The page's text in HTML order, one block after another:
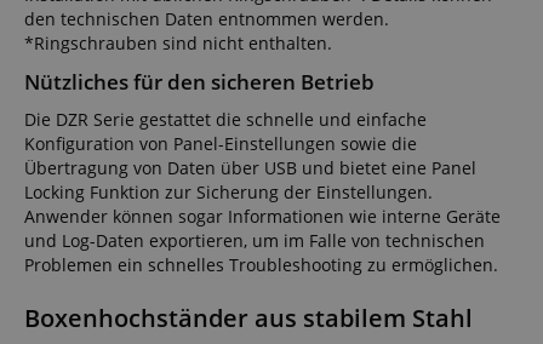
den technischen Daten entnommen werden.
*Ringschrauben sind nicht enthalten.
Nützliches für den sicheren Betrieb
Die DZR Serie gestattet die schnelle und einfache
Konfiguration von Panel-Einstellungen sowie die
Übertragung von Daten über USB und bietet eine Panel
Locking Funktion zur Sicherung der Einstellungen.
Anwender können sogar Informationen wie interne Geräte
und Log-Daten exportieren, um im Falle von technischen
Problemen ein schnelles Troubleshooting zu ermöglichen.
Boxenhochständer aus stabilem Stahl